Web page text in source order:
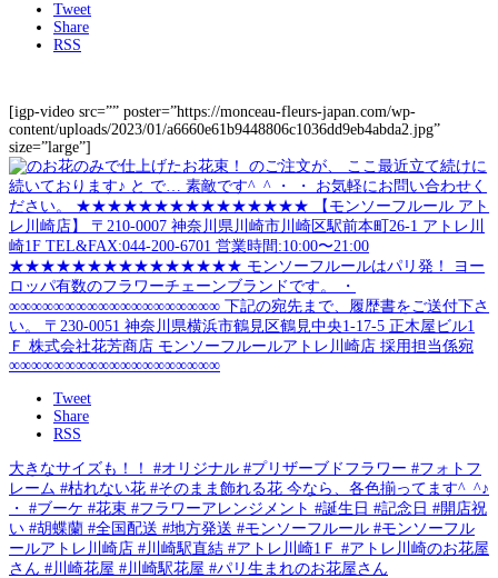
Tweet
Share
RSS
[igp-video src=”” poster=”https://monceau-fleurs-japan.com/wp-
content/uploads/2023/01/a6660e61b9448806c1036dd9eb4abda2.jpg”
size=”large”]
Tweet
Share
RSS
大きなサイズも！！ #オリジナル #プリザーブドフラワー #フォトフ
レーム #枯れない花 #そのまま飾れる花 今なら、各色揃ってます^_^♪
・ #ブーケ #花束 #フラワーアレンジメント #誕生日 #記念日 #開店祝
い #胡蝶蘭 #全国配送 #地方発送 #モンソーフルール #モンソーフル
ールアトレ川崎店 #川崎駅直結 #アトレ川崎1Ｆ #アトレ川崎のお花屋
さん #川崎花屋 #川崎駅花屋 #パリ生まれのお花屋さん